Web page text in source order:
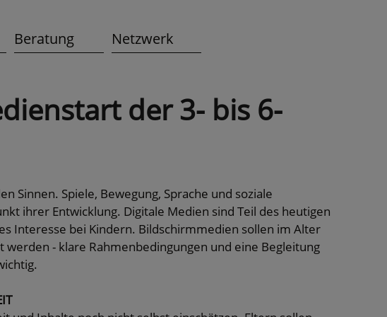
Beratung Netzwerk
der 3- bis 6-
Sinnen. Spiele, Bewegung, Sprache und soziale
ihrer Entwicklung. Digitale Medien sind Teil des heutigen
Interesse bei Kindern. Bildschirmmedien sollen im Alter
werden - klare Rahmenbedingungen und eine Begleitung